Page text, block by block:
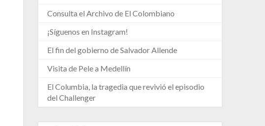
Consulta el Archivo de El Colombiano
¡Síguenos en Instagram!
El fin del gobierno de Salvador Allende
Visita de Pele a Medellín
El Columbia, la tragedia que revivió el episodio
del Challenger